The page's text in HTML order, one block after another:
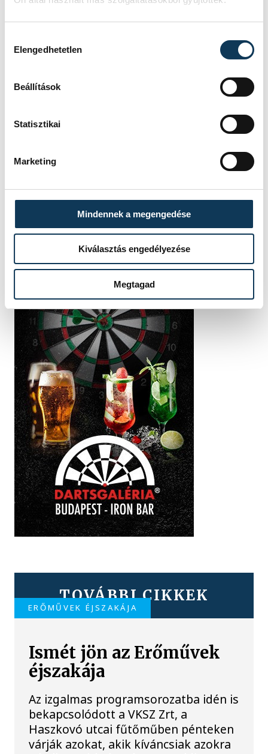
Elengedhetetlen
Beállítások
Statisztikai
Marketing
Mindennek a megengedése
Kiválasztás engedélyezése
Megtagad
SZERZŐ
TOVÁBBI CIKKEK
ERŐMŰVEK ÉJSZAKÁJA
Ismét jön az Erőművek
éjszakája
Az izgalmas programsorozatba idén is
bekapcsolódott a VKSZ Zrt, a
Haszkovó utcai fűtőműben pénteken
várják azokat, akik kíváncsiak azokra